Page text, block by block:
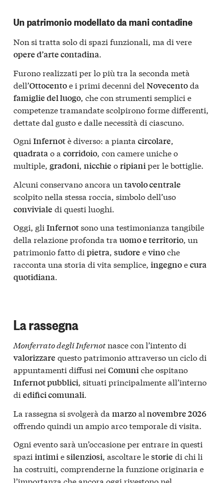
Un patrimonio modellato da mani contadine
Non si tratta solo di spazi funzionali, ma di vere
opere d’arte contadina.
Furono realizzati per lo più tra la seconda metà
dell’Ottocentoe i primi decenni del Novecentoda
famiglie del luogo , che con strumenti semplici e
competenze tramandate scolpirono forme differenti,
dettate dal gusto e dalle necessità di ciascuno.
Ogni Infernotè diverso: a pianta circolare,
quadratao a corridoio, con camere uniche o
multiple, gradoni, nicchie oripianiper le bottiglie.
Alcuni conservano ancora un tavolo centrale
scolpito nella stessa roccia, simbolo dell’uso
conviviale di questi luoghi.
Oggi, gli Infernotsono una testimonianza tangibile
della relazione profonda tra uomo e territorio, un
patrimonio fatto di pietra, sudore evinoche
racconta una storia di vita semplice, ingegnoecura
quotidiana.
La rassegna
Monferrato degli Infernotnasce con l’intento di
valorizzare questo patrimonio attraverso un ciclo di
appuntamenti diffusi nei Comuniche ospitano
Infernot pubblici, situati principalmente all’interno
di edifici comunali.
La rassegna si svolgerà da marzoalnovembre 2026
offrendo quindi un ampio arco temporale di visita.
Ogni evento sarà un’occasione per entrare in questi
spazi intimiesilenziosi, ascoltare lestorie di chi li
ha costruiti, comprenderne la funzione originaria e